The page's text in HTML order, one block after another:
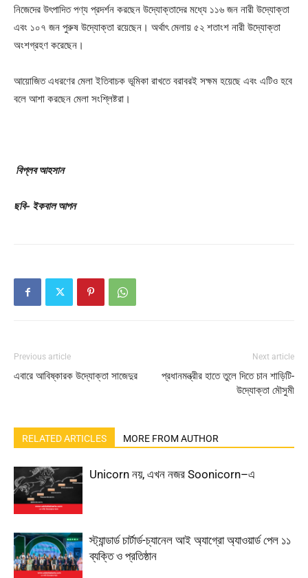
নিজেদের উৎপাদিত পণ্য প্রদর্শন করছেন উদ্যোক্তাদের মধ্যে ১১৬ জন নারী উদ্যোক্তা
এবং ১০৭ জন পুরুষ উদ্যোক্তা রয়েছেন। অর্থাৎ মেলায় ৫২ শতাংশ নারী উদ্যোক্তা
অংশগ্রহণ করেছেন।
আয়োজিত এধরণের মেলা ইতিবাচক ভূমিকা রাখতে বরাবরই সক্ষম হয়েছে এবং এটিও হবে
বলে আশা করছেন মেলা সংশ্লিষ্টরা।
বিপ্লব আহসান
ছবি- ইকবাল আপন
Previous article
এবারে আবিষ্কারক উদ্যোক্তা সাজেদুর
Next article
প্রধানমন্ত্রীর হাতে তুলে দিতে চান শাড়িটি-
উদ্যোক্তা মৌসুমী
RELATED ARTICLES MORE FROM AUTHOR
Unicorn নয়, এখন নজর Soonicorn–এ
স্ট্যান্ডার্ড চার্টার্ড-চ্যানেল আই অ্যাগ্রো অ্যাওয়ার্ড পেল ১১
ব্যক্তি ও প্রতিষ্ঠান